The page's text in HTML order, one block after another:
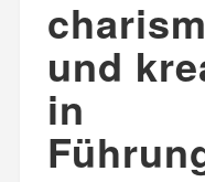
und
in